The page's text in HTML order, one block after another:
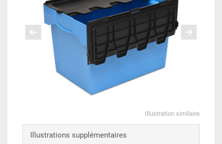
Illustration similaire
Illustrations supplémentaires